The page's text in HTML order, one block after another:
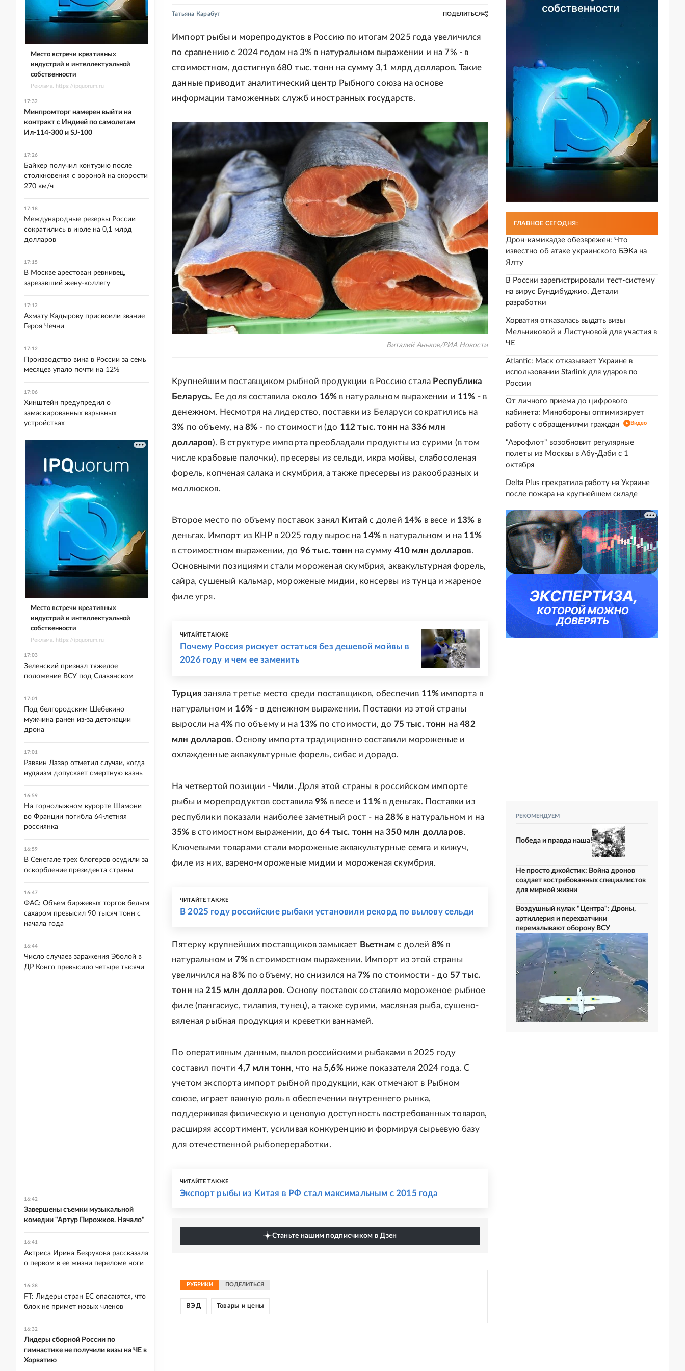
Татьяна Карабут ПОДЕЛИТЬСЯ
Импорт рыбы и морепродуктов в Россию по итогам 2025 года увеличился
по сравнению с 2024 годом на 3% в натуральном выражении и на 7% - в
стоимостном, достигнув 680 тыс. тонн на сумму 3,1 млрд долларов. Такие
данные приводит аналитический центр Рыбного союза на основе
информации таможенных служб иностранных государств.
Виталий Аньков/РИА Новости
Крупнейшим поставщиком рыбной продукции в Россию стала Республика
Беларусь. Ее доля составила около 16% в натуральном выражении и 11% - в
денежном. Несмотря на лидерство, поставки из Беларуси сократились на
3% по объему, на 8% - по стоимости (до 112 тыс. тонн на 336 млн
долларов). В структуре импорта преобладали продукты из сурими (в том
числе крабовые палочки), пресервы из сельди, икра мойвы, слабосоленая
форель, копченая салака и скумбрия, а также пресервы из ракообразных и
моллюсков.
Второе место по объему поставок занял Китай с долей 14% в весе и 13% в
деньгах. Импорт из КНР в 2025 году вырос на 14% в натуральном и на 11%
в стоимостном выражении, до 96 тыс. тонн на сумму 410 млн долларов.
Основными позициями стали мороженая скумбрия, аквакультурная форель,
сайра, сушеный кальмар, мороженые мидии, консервы из тунца и жареное
филе угря.
ЧИТАЙТЕ ТАКЖЕ
Почему Россия рискует остаться без дешевой мойвы в
2026 году и чем ее заменить
Турция заняла третье место среди поставщиков, обеспечив 11% импорта в
натуральном и 16%- в денежном выражении. Поставки из этой страны
выросли на 4% по объему и на 13% по стоимости, до 75 тыс. тонн на482
млн долларов. Основу импорта традиционно составили мороженые и
охлажденные аквакультурные форель, сибас и дорадо.
На четвертой позиции - Чили. Доля этой страны в российском импорте
рыбы и морепродуктов составила9% в весе и 11%в деньгах. Поставки из
республики показали наиболее заметный рост - на 28%в натуральном и на
35% в стоимостном выражении, до64 тыс. тонн на350 млн долларов.
Ключевыми товарами стали мороженые аквакультурные семга и кижуч,
филе из них, варено-мороженые мидии и мороженая скумбрия.
ЧИТАЙТЕ ТАКЖЕ
В 2025 году российские рыбаки установили рекорд по вылову сельди
Пятерку крупнейших поставщиков замыкает Вьетнам с долей 8%в
натуральном и7%в стоимостном выражении. Импорт из этой страны
увеличился на8%по объему, но снизился на7% по стоимости - до 57 тыс.
тонн на 215 млн долларов. Основу поставок составило мороженое рыбное
филе (пангасиус, тилапия, тунец), а также сурими, масляная рыба, сушено-
вяленая рыбная продукция и креветки ваннамей.
По оперативным данным, вылов российскими рыбаками в 2025 году
составил почти 4,7 млн тонн, что на 5,6%ниже показателя 2024 года. С
учетом экспорта импорт рыбной продукции, как отмечают в Рыбном
союзе, играет важную роль в обеспечении внутреннего рынка,
поддерживая физическую и ценовую доступность востребованных товаров,
расширяя ассортимент, усиливая конкуренцию и формируя сырьевую базу
для отечественной рыбопереработки.
ЧИТАЙТЕ ТАКЖЕ
Экспорт рыбы из Китая в РФ стал максимальным с 2015 года
Станьте нашим подписчиком в Дзен
РУБРИКИ ПОДЕЛИТЬСЯ
ВЭД Товары и цены
ГЛАВНОЕ СЕГОДНЯ:
Дрон-камикадзе обезврежен: Что
известно об атаке украинского БЭКа на
Ялту
В России зарегистрировали тест-систему
на вирус Бундибуджио. Детали
разработки
Хорватия отказалась выдать визы
Мельниковой и Листуновой для участия в
ЧЕ
Atlantic: Маск отказывает Украине в
использовании Starlink для ударов по
России
От личного приема до цифрового
кабинета: Минобороны оптимизирует
работу с обращениями граждан
Видео
"Аэрофлот" возобновит регулярные
полеты из Москвы в Абу-Даби с 1
октября
Delta Plus прекратила работу на Украине
после пожара на крупнейшем складе
РЕКОМЕНДУЕМ
Победа и правда наша!
Не просто джойстик: Война дронов
создает востребованных специалистов
для мирной жизни
Воздушный кулак "Центра": Дроны,
артиллерия и перехватчики
перемалывают оборону ВСУ
Место встречи креативных
индустрий и интеллектуальной
собственности
Реклама. https://ipquorum.ru
17:32
Минпромторг намерен выйти на
контракт с Индией по самолетам
Ил-114-300 и SJ-100
17:26
Байкер получил контузию после
столкновения с вороной на скорости
270 км/ч
17:18
Международные резервы России
сократились в июле на 0,1 млрд
долларов
17:15
В Москве арестован ревнивец,
зарезавший жену-коллегу
17:12
Ахмату Кадырову присвоили звание
Героя Чечни
17:12
Производство вина в России за семь
месяцев упало почти на 12%
17:06
Хинштейн предупредил о
замаскированных взрывных
устройствах
Место встречи креативных
индустрий и интеллектуальной
собственности
Реклама. https://ipquorum.ru
17:03
Зеленский признал тяжелое
положение ВСУ под Славянском
17:01
Под белгородским Шебекино
мужчина ранен из-за детонации
дрона
17:01
Раввин Лазар отметил случаи, когда
иудаизм допускает смертную казнь
16:59
На горнолыжном курорте Шамони
во Франции погибла 64-летняя
россиянка
16:59
В Сенегале трех блогеров осудили за
оскорбление президента страны
16:47
ФАС: Объем биржевых торгов белым
сахаром превысил 90 тысяч тонн с
начала года
16:44
Число случаев заражения Эболой в
ДР Конго превысило четыре тысячи
16:42
Завершены съемки музыкальной
комедии "Артур Пирожков. Начало"
16:41
Актриса Ирина Безрукова рассказала
о первом в ее жизни переломе ноги
16:38
FT: Лидеры стран ЕС опасаются, что
блок не примет новых членов
16:32
Лидеры сборной России по
гимнастике не получили визы на ЧЕ в
Хорватию